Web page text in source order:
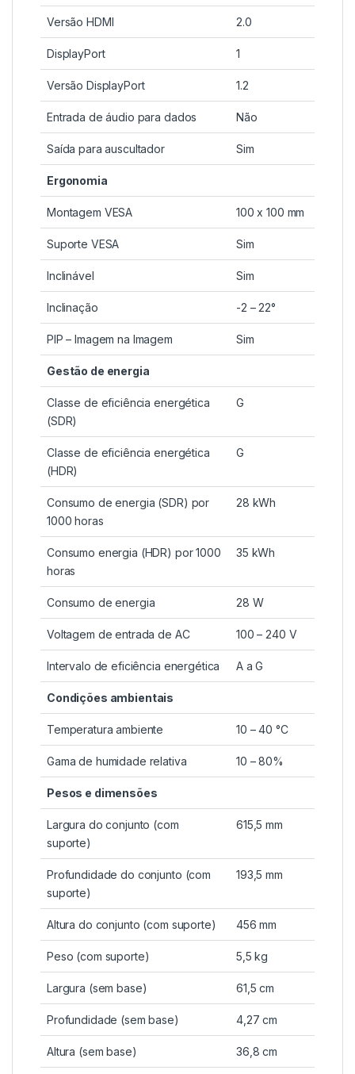
Versão HDMI 2.0
DisplayPort 1
Versão DisplayPort 1.2
Entrada de áudio para dados Não
Saída para auscultador Sim
Ergonomia
Montagem VESA 100 x 100 mm
Suporte VESA Sim
Inclinável Sim
Inclinação -2 – 22°
PIP – Imagem na Imagem Sim
Gestão de energia
Classe de eficiência energética
(SDR)
G
Classe de eficiência energética
(HDR)
G
Consumo de energia (SDR) por
1000 horas
28 kWh
Consumo energia (HDR) por 1000
horas
35 kWh
Consumo de energia 28 W
Voltagem de entrada de AC 100 – 240 V
Intervalo de eficiência energética A a G
Condições ambientais
Temperatura ambiente 10 – 40 °C
Gama de humidade relativa 10 – 80%
Pesos e dimensões
Largura do conjunto (com
suporte)
615,5 mm
Profundidade do conjunto (com
suporte)
193,5 mm
Altura do conjunto (com suporte) 456 mm
Peso (com suporte) 5,5 kg
Largura (sem base) 61,5 cm
Profundidade (sem base) 4,27 cm
Altura (sem base) 36,8 cm